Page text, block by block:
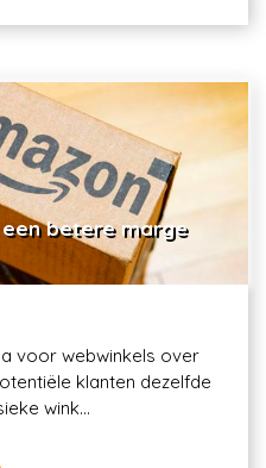
betere marge
voor webwinkels over
klanten dezelfde
wink...